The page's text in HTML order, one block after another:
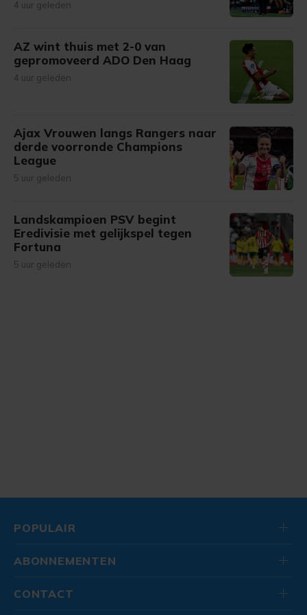
4 uur geleden
AZ wint thuis met 2-0 van
gepromoveerd ADO Den Haag
4 uur geleden
Ajax Vrouwen langs Rangers naar
derde voorronde Champions
League
5 uur geleden
Landskampioen PSV begint
Eredivisie met gelijkspel tegen
Fortuna
5 uur geleden
POPULAIR
ABONNEMENTEN
CONTACT